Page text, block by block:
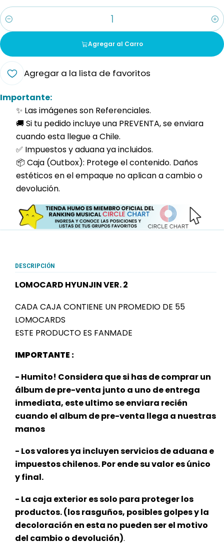
Cantidad
Agregar al Carro
Agregar a la lista de favoritos
Importante:
✨ Las imágenes son Referenciales.
🚚 Si tu pedido incluye una PREVENTA, se enviara
cuando esta llegue a Chile.
✅ Impuestos y aduana ya incluidos.
📦 Caja (Outbox): Protege el contenido. Daños
estéticos en el empaque no aplican a cambio o
devolución.
DESCRIPCIÓN
LOMOCARD HYUNJIN VER. 2
CADA CAJA CONTIENE UN PROMEDIO DE 55
LOMOCARDS
ESTE PRODUCTO ES FANMADE
IMPORTANTE :
- Humito! Considera que si has de comprar un
álbum de pre-venta junto a uno de entrega
inmediata, este ultimo se enviara recién
cuando el album de pre-venta llega a nuestras
manos
- Los valores ya incluyen servicios de aduana e
impuestos chilenos. Por ende su valor es único
y final.
- La caja exterior es solo para proteger los
productos. (los rasguños, posibles golpes y la
decoloración en esta no pueden ser el motivo
del cambio o devolución).